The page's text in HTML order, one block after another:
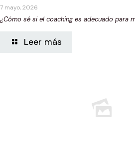
7 mayo, 2026
¿Cómo sé si el coaching es adecuado para
Leer más